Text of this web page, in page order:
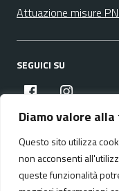
Diamo valore
Questo sito utilizza
non acconsenti
queste funzionalità
Attuazione misure
SEGUICI SU
facebook
Media policy